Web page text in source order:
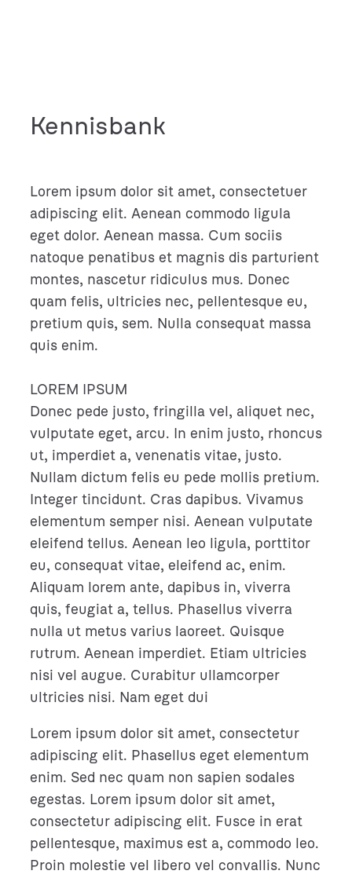
Kennisbank
Lorem ipsum dolor sit amet, consectetuer
adipiscing elit. Aenean commodo ligula
eget dolor. Aenean massa. Cum sociis
natoque penatibus et magnis dis parturient
montes, nascetur ridiculus mus. Donec
quam felis, ultricies nec, pellentesque eu,
pretium quis, sem. Nulla consequat massa
quis enim.
LOREM IPSUM
Donec pede justo, fringilla vel, aliquet nec,
vulputate eget, arcu. In enim justo, rhoncus
ut, imperdiet a, venenatis vitae, justo.
Nullam dictum felis eu pede mollis pretium.
Integer tincidunt. Cras dapibus. Vivamus
elementum semper nisi. Aenean vulputate
eleifend tellus. Aenean leo ligula, porttitor
eu, consequat vitae, eleifend ac, enim.
Aliquam lorem ante, dapibus in, viverra
quis, feugiat a, tellus. Phasellus viverra
nulla ut metus varius laoreet. Quisque
rutrum. Aenean imperdiet. Etiam ultricies
nisi vel augue. Curabitur ullamcorper
ultricies nisi. Nam eget dui
Lorem ipsum dolor sit amet, consectetur
adipiscing elit. Phasellus eget elementum
enim. Sed nec quam non sapien sodales
egestas. Lorem ipsum dolor sit amet,
consectetur adipiscing elit. Fusce in erat
pellentesque, maximus est a, commodo leo.
Proin molestie vel libero vel convallis. Nunc